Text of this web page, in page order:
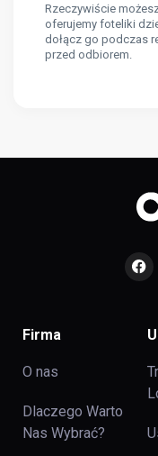
Rzeczywiście
oferujemy foteliki
dołącz go podczas
przed odbiorem.
Firma
O nas
Dlaczego Warto
Nas Wybrać?